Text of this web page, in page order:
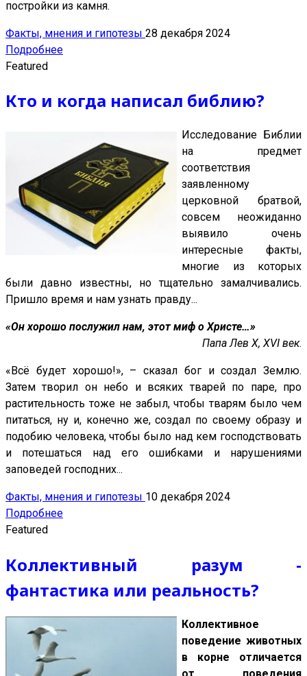
постройки из камня.
Факты, мнения и гипотезы 28 декабря 2024
Подробнее
Featured
Кто и когда написал библию?
Исследование Библии
на предмет
соответствия
заявленному
церковной братвой,
совсем неожиданно
выявило очень
интересные факты,
многие из которых
были давно известны, но тщательно замалчивались.
Пришло время и нам узнать правду...
«Он хорошо послужил нам, этот миф о Христе…»
Папа Лев X, XVI век.
«Всё будет хорошо!», – сказал бог и создал Землю.
Затем творил он небо и всяких тварей по паре, про
растительность тоже не забыл, чтобы тварям было чем
питаться, ну и, конечно же, создал по своему образу и
подобию человека, чтобы было над кем господствовать
и потешаться над его ошибками и нарушениями
заповедей господних...
Факты, мнения и гипотезы 10 декабря 2024
Подробнее
Featured
Коллективный разум -
фантастика или реальность?
Коллективное
поведение животных
в корне отличается